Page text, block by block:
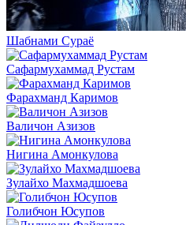
Шабнами Сураё
Сафармухаммад Рустам
Фарахманд Каримов
Валичон Азизов
Нигина Амонкулова
Зулайхо Махмадшоева
Голибчон Юсупов